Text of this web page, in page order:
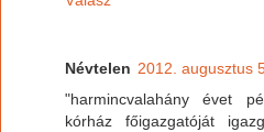
Névtelen 2012. augusztus
"harmincvalahány évet
kórház főigazgatóját